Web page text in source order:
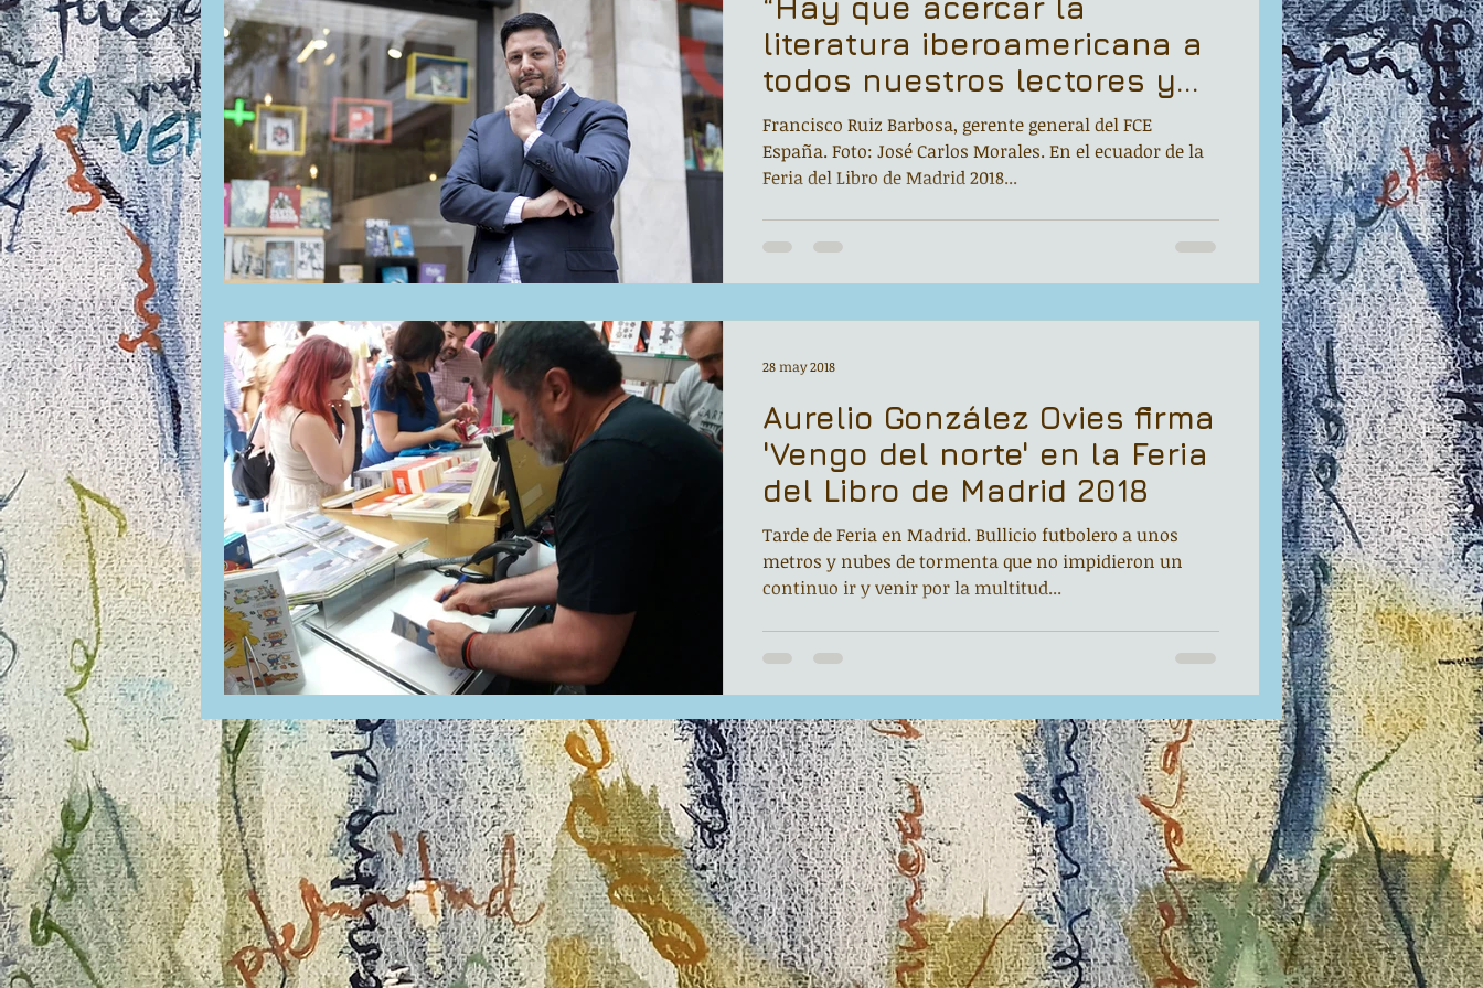
literatura iberoamericana a
todos nuestros lectores y
captar nuevos”
Francisco Ruiz Barbosa, gerente general del FCE
España. Foto: José Carlos Morales. En el ecuador de la
Feria del Libro de Madrid 2018...
Aurelio González Ovies firma
'Vengo del norte' en la Feria
del Libro de Madrid 2018
Tarde de Feria en Madrid. Bullicio futbolero a unos
metros y nubes de tormenta que no impidieron un
continuo ir y venir por la multitud...
28 may 2018